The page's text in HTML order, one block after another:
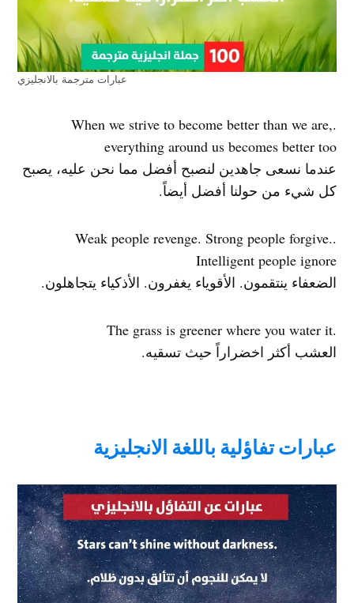
عبارات مترجمة بالانجليزي
.When we strive to become better than we are,
everything around us becomes better too
عندما نسعى جاهدين لنصبح أفضل مما نحن عليه، يصبح
كل شيء من حولنا أفضل أيضاً.
.Weak people revenge. Strong people forgive.
Intelligent people ignore
الضعفاء ينتقمون. الأقوياء يغفرون. الأذكياء يتجاهلون.
.The grass is greener where you water it
العشب أكثر اخضراراً حيث تسقيه.
عبارات تفاؤلية باللغة الانجليزية